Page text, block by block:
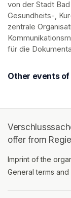
von der Stadt
Gesundheits-,
zentrale
für die
Other events
offer from
Imprint of the
General terms